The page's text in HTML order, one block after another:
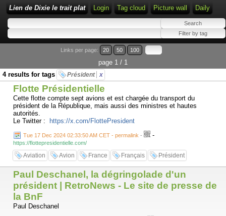
Lien de Dixie le trait plat Login Tag cloud Picture wall Daily
Links per page: 20 50 100
page 1 / 1
4 results for tags
Président x
Flotte Présidentielle
Cette flotte compte sept avions et est chargée du transport du
président de la République, mais aussi des ministres et hautes
autorités.
Le Twitter :
https://x.com/FlottePresident
Tue 17 Dec 2024 02:33:50 AM CET - permalink - -
https://flottepresidentielle.com/
Aviation Avion France Français Président
Paul Deschanel, la dégringolade d'un
président | RetroNews - Le site de presse de
la BnF
Paul Deschanel